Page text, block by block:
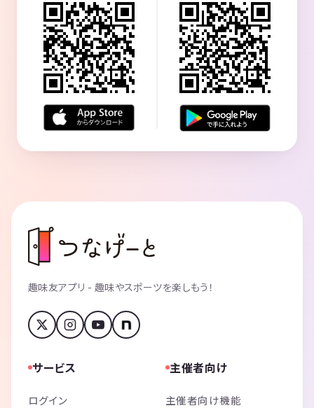
趣味友アプリ - 趣味やスポーツを楽しもう！
サービス
ログイン
主催者向け
主催者向け機能